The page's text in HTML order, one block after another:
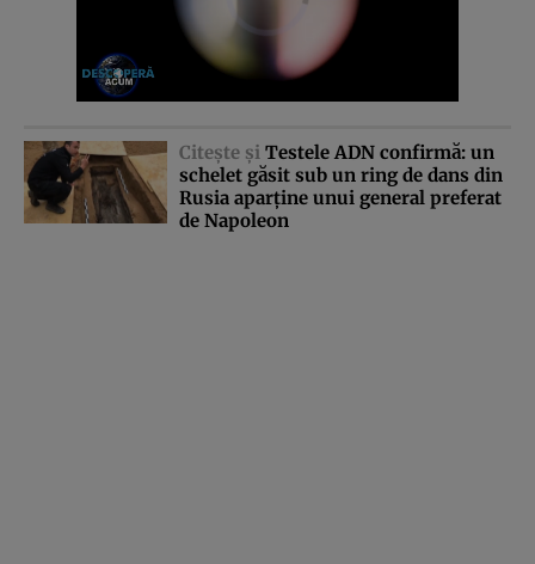
Citeşte şi Testele ADN confirmă: un
schelet găsit sub un ring de dans din
Rusia aparţine unui general preferat
de Napoleon